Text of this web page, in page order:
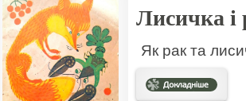
Лисичка і
Як рак та